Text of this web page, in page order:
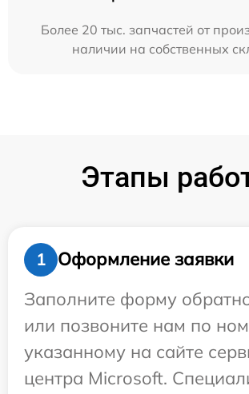
Более 20 тыс. запчастей от
наличии на собственных
Этапы
1
Оформление заявки
Заполните форму
или позвоните нам по
указанному на сайте
центра Microsoft.